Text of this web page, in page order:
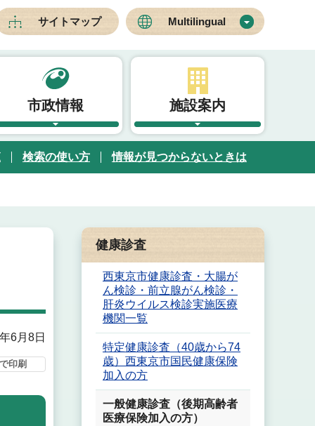
サイトマップ Multilingual
市政情報 施設案内
検索の使い方 情報が見つからないときは
6月8日
印刷
健康診査
西東京市健康診査・大腸が
ん検診・前立腺がん検診・
肝炎ウイルス検診実施医療
機関一覧
特定健康診査（40歳から74
歳）西東京市国民健康保険
加入の方
一般健康診査（後期高齢者
医療保険加入の方）